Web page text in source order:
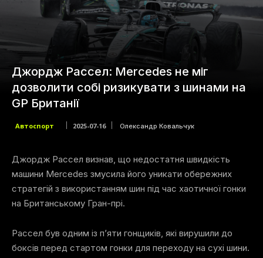
Джордж Рассел: Mercedes не міг
дозволити собі ризикувати з шинами на
GP Британії
Автоспорт 2025-07-16 Олександр Ковальчук
Джордж Рассел визнав, що недостатня швидкість
машини Mercedes змусила його уникати обережних
стратегій з використанням шин під час хаотичної гонки
на Британському Гран-прі.
Рассел був одним із п’яти гонщиків, які вирушили до
боксів перед стартом гонки для переходу на сухі шини.